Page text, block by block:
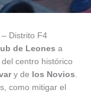
Distrito F4
de Leones a
centro histórico
y de los Novios
como mitigar el